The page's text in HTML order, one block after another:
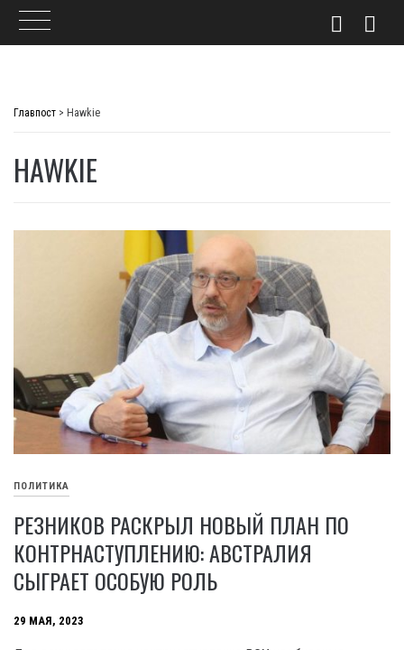
Главпост > Hawkie
HAWKIE
ПОЛИТИКА
РЕЗНИКОВ РАСКРЫЛ НОВЫЙ ПЛАН ПО
КОНТРНАСТУПЛЕНИЮ: АВСТРАЛИЯ
СЫГРАЕТ ОСОБУЮ РОЛЬ
29 МАЯ, 2023